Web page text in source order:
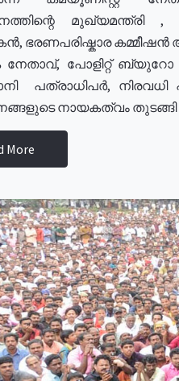
മുഖ്യമന്ത്രി ,
ഭരണപരിഷ്കാര
പോളിറ്റ് ബ്യുറോ
പത്രാധിപർ,
നായകത്വം തുടങ്ങി
More